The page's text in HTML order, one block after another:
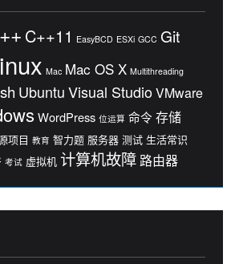
C++11 EasyBCD ESXi GCC Git
Mac Mac OS X Multithreading
UbuntuVisual StudioVMware
WordPress 位运算 命令 存储
项目 教育 智力题 服务器 测试 生活常识
考试 虚拟机 计算机故障 路由器